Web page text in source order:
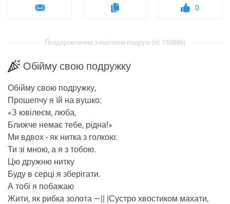
0
Поздоровлення з ювілеєм подрузі (id: 152886)
Обійму свою подружку
Обійму свою подружку,
Прошепчу я їй на вушко:
«З ювілеєм, люба,
Ближче немає тебе, рідна!»
Ми вдвох - як нитка з голкою:
Ти зі мною, а я з тобою.
Цю дружню нитку
Буду в серці я зберігати.
А тобі я побажаю
Жити, як рибка золота —|| |Сустро хвостиком махати,